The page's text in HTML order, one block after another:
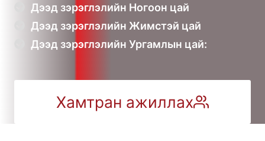
Дээд зэрэглэлийн Ногоон цай
Дээд зэрэглэлийн Жимстэй цай
Дээд зэрэглэлийн Ургамлын цай:
Хамтран ажиллах